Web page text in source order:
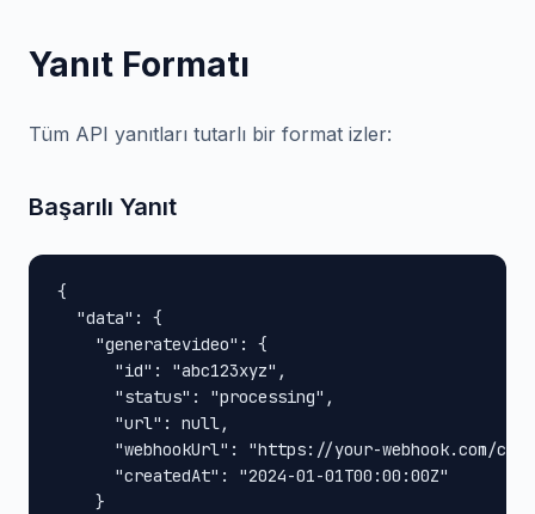
Yanıt Formatı
Tüm API yanıtları tutarlı bir format izler:
Başarılı Yanıt
{
  "data": {
    "generatevideo": {
      "id": "abc123xyz",
      "status": "processing",
      "url": null,
"webhookUrl": "https://your-webhook.com/
      "createdAt": "2024-01-01T00:00:00Z"
    }